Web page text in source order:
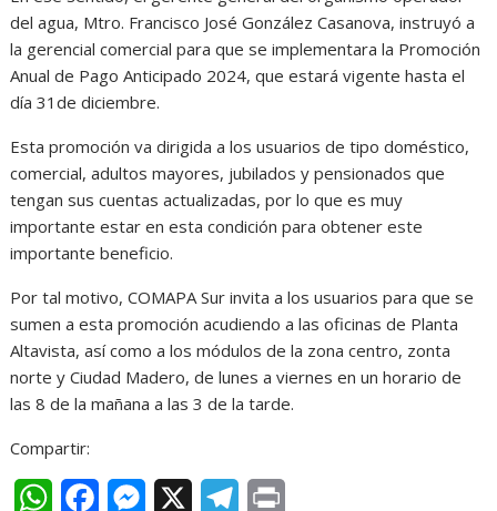
del agua, Mtro. Francisco José González Casanova, instruyó a
la gerencial comercial para que se implementara la Promoción
Anual de Pago Anticipado 2024, que estará vigente hasta el
día 31de diciembre.
Esta promoción va dirigida a los usuarios de tipo doméstico,
comercial, adultos mayores, jubilados y pensionados que
tengan sus cuentas actualizadas, por lo que es muy
importante estar en esta condición para obtener este
importante beneficio.
Por tal motivo, COMAPA Sur invita a los usuarios para que se
sumen a esta promoción acudiendo a las oficinas de Planta
Altavista, así como a los módulos de la zona centro, zonta
norte y Ciudad Madero, de lunes a viernes en un horario de
las 8 de la mañana a las 3 de la tarde.
Compartir:
W
M